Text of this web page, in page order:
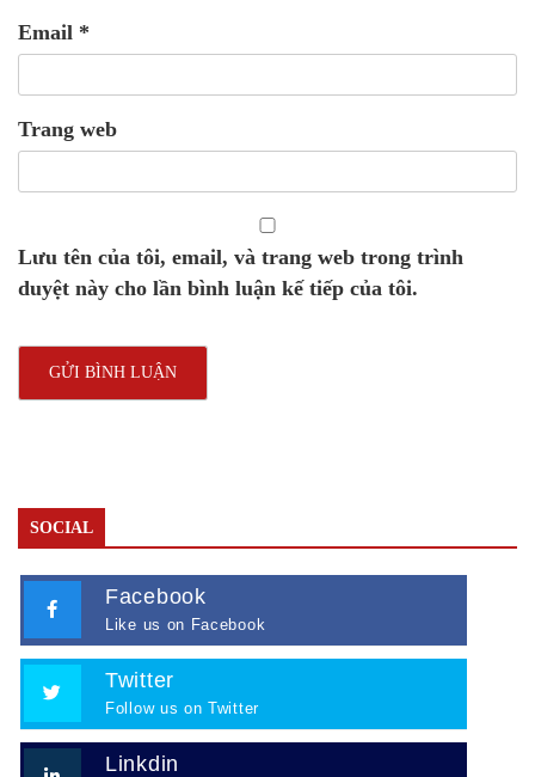
Email *
Trang web
Lưu tên của tôi, email, và trang web trong trình
duyệt này cho lần bình luận kế tiếp của tôi.
SOCIAL
Facebook
Like us on Facebook
Twitter
Follow us on Twitter
Linkdin